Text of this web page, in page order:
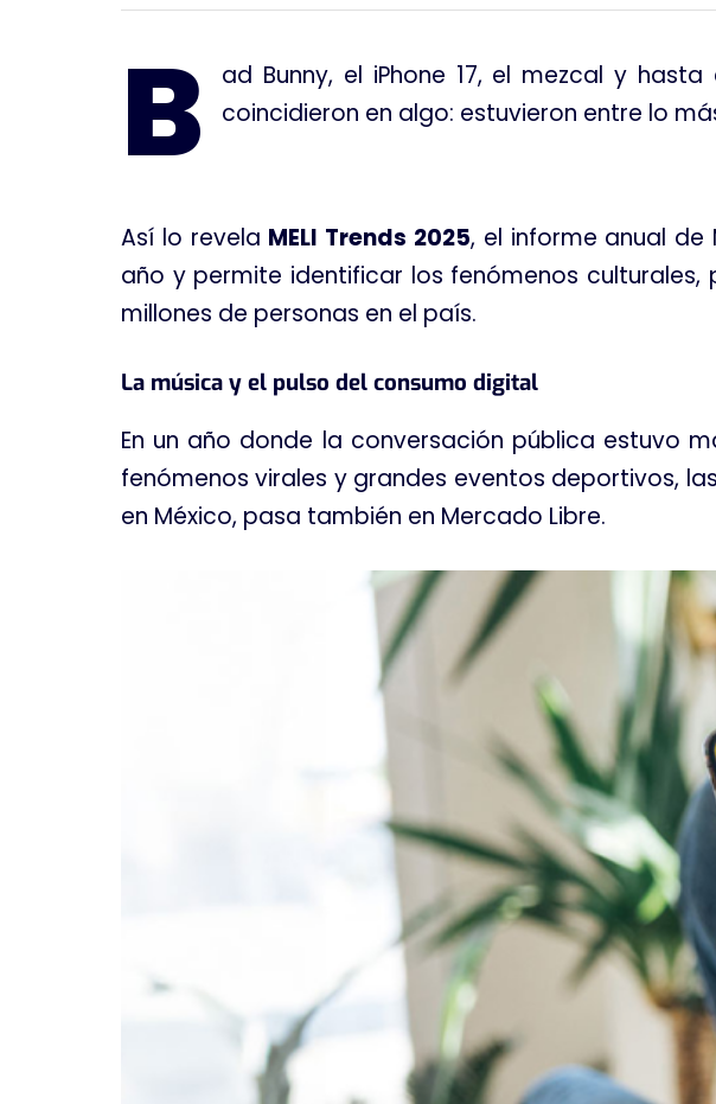
B
ad Bunny, el iPhone 17, el mezcal y
coincidieron en algo: estuvieron entre lo
Así lo revela MELI Trends 2025, el informe anual
año y permite identificar los fenómenos
millones de personas en el país.
La música y el pulso del consumo digital
En un año donde la conversación pública estuvo
fenómenos virales y grandes eventos deportivos,
en México, pasa también en Mercado Libre.